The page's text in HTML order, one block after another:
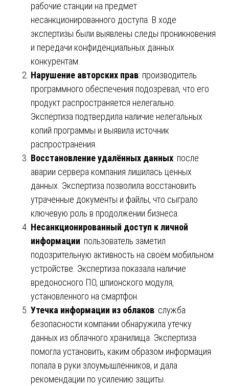
рабочие станции на предмет
несанкционированного доступа. В ходе
экспертизы были выявлены следы проникновения
и передачи конфиденциальных данных
конкурентам.
Нарушение авторских прав: производитель
программного обеспечения подозревал, что его
продукт распространяется нелегально.
Экспертиза подтвердила наличие нелегальных
копий программы и выявила источник
распространения.
Восстановление удалённых данных: после
аварии сервера компания лишилась ценных
данных. Экспертиза позволила восстановить
утраченные документы и файлы, что сыграло
ключевую роль в продолжении бизнеса.
Несанкционированный доступ к личной
информации: пользователь заметил
подозрительную активность на своём мобильном
устройстве. Экспертиза показала наличие
вредоносного ПО, шпионского модуля,
установленного на смартфон.
Утечка информации из облаков: служба
безопасности компании обнаружила утечку
данных из облачного хранилища. Экспертиза
помогла установить, каким образом информация
попала в руки злоумышленников, и дала
рекомендации по усилению защиты.